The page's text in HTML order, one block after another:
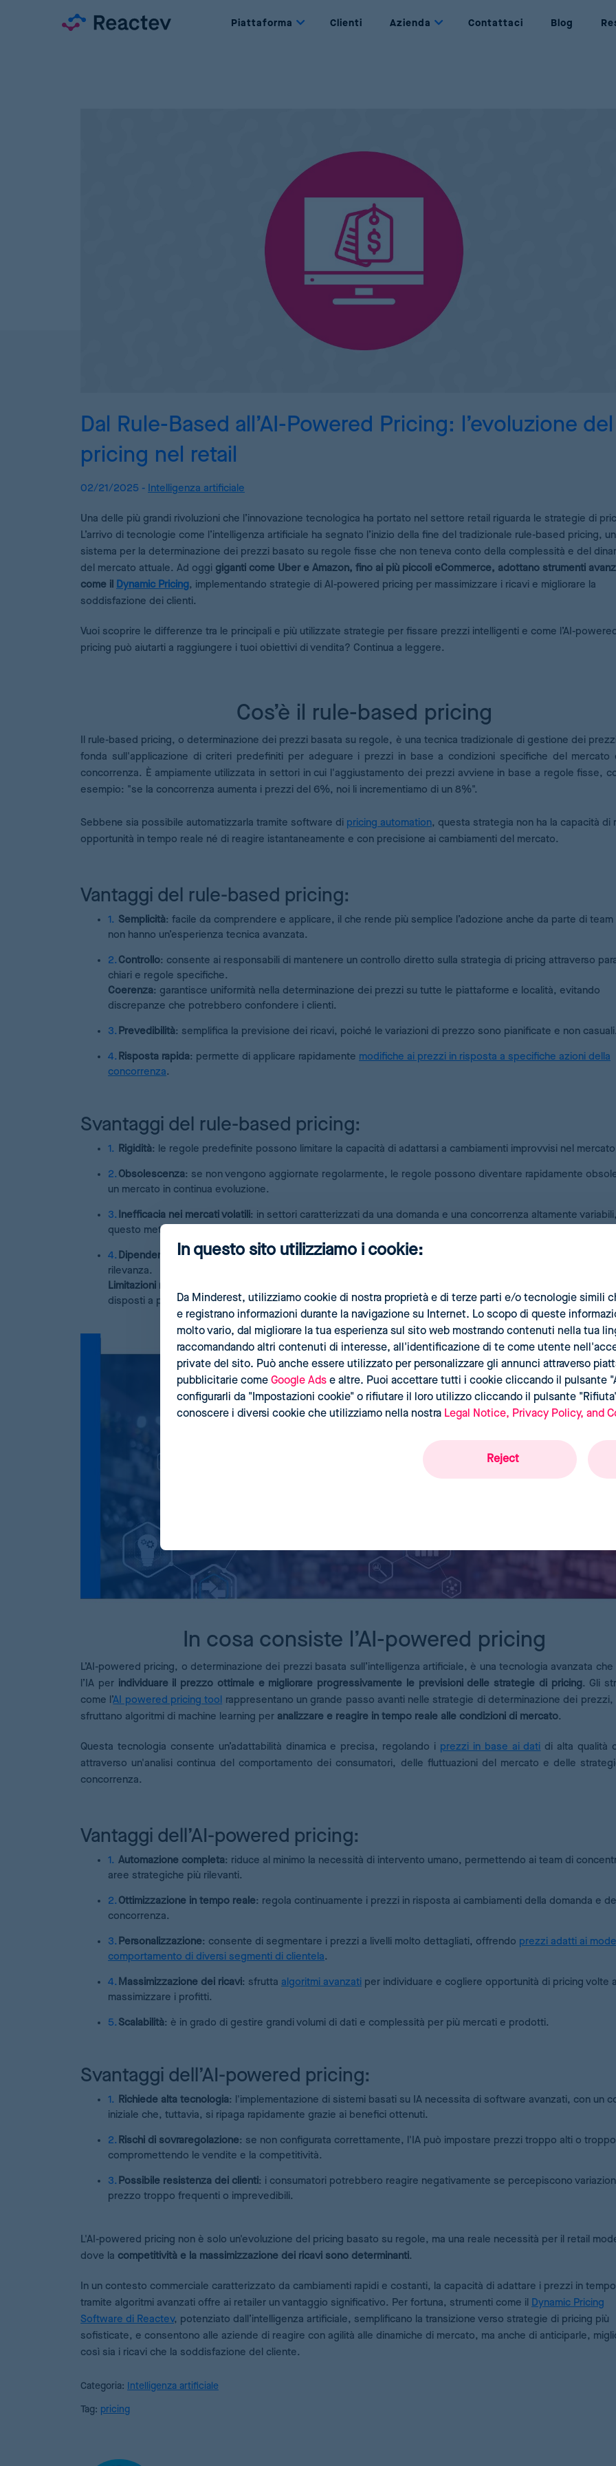
Piattaforma
Price Optimization
Massimizzazione di vendite e profitti mediante
Promotion Optimization
Progettazione di promozioni redditizie e di
successo
Price Strategy Simulation
Pricing Analytics
Calcolo dello stock ottimale per i tuoi prodotti
Clienti Azienda Contattaci Blog
Dal Rule-Based all’AI-Powered Pricing: l’evoluzione del
pricing nel retail
02/21/2025 - Intelligenza artificiale
Una delle più grandi rivoluzioni che l’innovazione tecnologica ha portato nel settore retail riguarda le strategie di
L’arrivo di tecnologie come l’intelligenza artificiale ha segnato l’inizio della fine del tradizionale rule-based pricing, un
sistema per la determinazione dei prezzi basato su regole fisse che non teneva conto della complessità e del
del mercato attuale. Ad oggi giganti come Uber e Amazon, fino ai più piccoli eCommerce, adottano strumenti
come il Dynamic Pricing, implementando strategie di AI-powered pricing per massimizzare i ricavi e migliorare la
soddisfazione dei clienti.
Vuoi scoprire le differenze tra le principali e più utilizzate strategie per fissare prezzi intelligenti e come l’AI-powered
pricing può aiutarti a raggiungere i tuoi obiettivi di vendita? Continua a leggere.
Cos’è il rule-based pricing
Il rule-based pricing, o determinazione dei prezzi basata su regole, è una tecnica tradizionale di gestione dei
fonda sull'applicazione di criteri predefiniti per adeguare i prezzi in base a condizioni specifiche del mercato
concorrenza. È ampiamente utilizzata in settori in cui l'aggiustamento dei prezzi avviene in base a regole fisse,
esempio: "se la concorrenza aumenta i prezzi del 6%, noi li incrementiamo di un 8%".
Sebbene sia possibile automatizzarla tramite software di pricing automation, questa strategia non ha la capacità di
opportunità in tempo reale né di reagire istantaneamente e con precisione ai cambiamenti del mercato.
Vantaggi del rule-based pricing:
Semplicità: facile da comprendere e applicare, il che rende più semplice l’adozione anche da parte di team
non hanno un’esperienza tecnica avanzata.
Controllo: consente ai responsabili di mantenere un controllo diretto sulla strategia di pricing attraverso
chiari e regole specifiche.
Coerenza: garantisce uniformità nella determinazione dei prezzi su tutte le piattaforme e località, evitando
discrepanze che potrebbero confondere i clienti.
Prevedibilità: semplifica la previsione dei ricavi, poiché le variazioni di prezzo sono pianificate e non casuali.
Risposta rapida: permette di applicare rapidamente modifiche ai prezzi in risposta a specifiche azioni della
concorrenza.
Svantaggi del rule-based pricing:
Rigidità: le regole predefinite possono limitare la capacità di adattarsi a cambiamenti improvvisi nel
Obsolescenza: se non vengono aggiornate regolarmente, le regole possono diventare rapidamente
un mercato in continua evoluzione.
Inefficacia nei mercati volatili: in settori caratterizzati da una domanda e una concorrenza altamente variabili,
questo metodo può risultare troppo statico.
Dipendenza dalla supervisione umana: richiede un monitoraggio costante per aggiornare le regole e
rilevanza.
Limitazioni nella massimizzazione dei ricavi
disposti a pagare per un prodotto.
In cosa consiste l’AI-powered pricing
L’AI-powered pricing, o determinazione dei prezzi basata sull’intelligenza artificiale, è una tecnologia avanzata che
l’IA per individuare il prezzo ottimale e migliorare progressivamente le previsioni delle strategie di pricing. Gli
come l’AI powered pricing tool rappresentano un grande passo avanti nelle strategie di determinazione dei prezzi,
sfruttano algoritmi di machine learning per analizzare e reagire in tempo reale alle condizioni di mercato.
Questa tecnologia consente un’adattabilità dinamica e precisa, regolando i prezzi in base ai dati di alta qualità
attraverso un'analisi continua del comportamento dei consumatori, delle fluttuazioni del mercato e delle
concorrenza.
Vantaggi dell’AI-powered pricing:
Automazione completa: riduce al minimo la necessità di intervento umano, permettendo ai team di
aree strategiche più rilevanti.
Ottimizzazione in tempo reale: regola continuamente i prezzi in risposta ai cambiamenti della domanda e
concorrenza.
Personalizzazione: consente di segmentare i prezzi a livelli molto dettagliati, offrendo prezzi adatti ai
comportamento di diversi segmenti di clientela.
Massimizzazione dei ricavi: sfrutta algoritmi avanzati per individuare e cogliere opportunità di pricing volte a
massimizzare i profitti.
Scalabilità: è in grado di gestire grandi volumi di dati e complessità per più mercati e prodotti.
Svantaggi dell’AI-powered pricing:
Richiede alta tecnologia: l'implementazione di sistemi basati su IA necessita di software avanzati, con un
iniziale che, tuttavia, si ripaga rapidamente grazie ai benefici ottenuti.
Rischi di sovraregolazione: se non configurata correttamente, l'IA può impostare prezzi troppo alti o
compromettendo le vendite e la competitività.
Possibile resistenza dei clienti: i consumatori potrebbero reagire negativamente se percepiscono
prezzo troppo frequenti o imprevedibili.
L'AI-powered pricing non è solo un'evoluzione del pricing basato su regole, ma una reale necessità per il retail
dove la competitività e la massimizzazione dei ricavi sono determinanti.
In un contesto commerciale caratterizzato da cambiamenti rapidi e costanti, la capacità di adattare i prezzi in
tramite algoritmi avanzati offre ai retailer un vantaggio significativo. Per fortuna, strumenti come il Dynamic Pricing
Software di Reactev, potenziato dall’intelligenza artificiale, semplificano la transizione verso strategie di pricing più
sofisticate, e consentono alle aziende di reagire con agilità alle dinamiche di mercato, ma anche di anticiparle,
così sia i ricavi che la soddisfazione del cliente.
Categoria: Intelligenza artificiale
Tag: pricing
In questo sito utilizziamo i cookie:
Da Minderest, utilizziamo cookie di nostra proprietà e di terze parti e/o tecnologie simili
e registrano informazioni durante la navigazione su Internet. Lo scopo di queste
molto vario, dal migliorare la tua esperienza sul sito web mostrando contenuti nella tua
raccomandando altri contenuti di interesse, all'identificazione di te come utente
private del sito. Può anche essere utilizzato per personalizzare gli annunci attraverso
pubblicitarie come Google Ads e altre. Puoi accettare tutti i cookie cliccando il pulsante
configurarli da "Impostazioni cookie" o rifiutare il loro utilizzo cliccando il pulsante
conoscere i diversi cookie che utilizziamo nella nostra Legal Notice, Privacy Policy, and
Reject